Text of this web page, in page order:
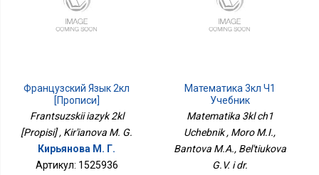
Французский Язык 2кл
[Прописи]
Frantsuzskii iazyk 2kl
[Propisi] , Kir'ianova M. G.
Кирьянова М. Г.
Артикул: 1525936
Математика 3кл Ч1
Учебник
Matematika 3kl ch1
Uchebnik , Moro M.I.,
Bantova M.A., Bel'tiukova
G.V. i dr.